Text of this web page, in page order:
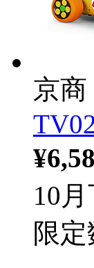
京商
10
限